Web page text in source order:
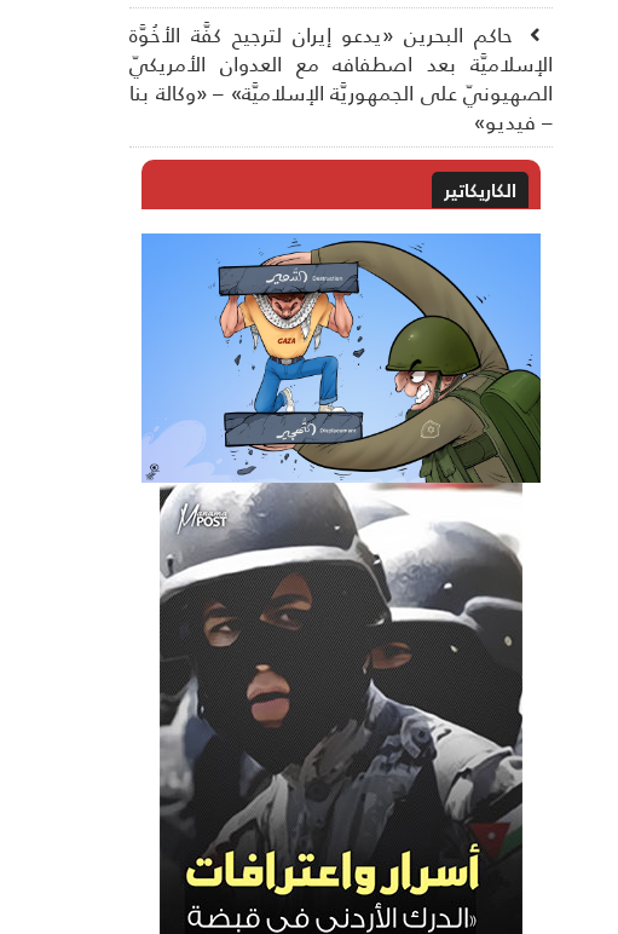
حاكم البحرين «يدعو إيران لترجيح كفَّة الأخُوَّة
الإسلاميَّة بعد اصطفافه مع العدوان الأمريكيّ
الصهيونيّ على الجمهوريَّة الإسلاميَّة» – «وكالة بنا
– فيديو»
الكاريكاتير